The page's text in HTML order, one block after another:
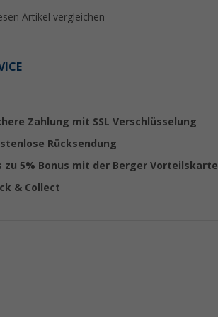
Artikel vergleichen
Zahlung mit SSL Verschlüsselung
Rücksendung
zu 5% Bonus mit der Berger Vorteilskarte
& Collect
DE